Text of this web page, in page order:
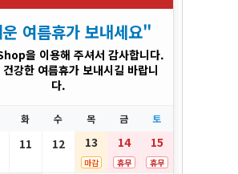
여름휴가 보내세요"
을 이용해 주셔서 감사합니다.
강한 여름휴가 보내시길 바랍니
다.
화 수 목 금 토
11 12 13
마감
14
휴무
15
휴무